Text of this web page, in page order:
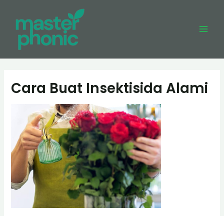
content
Cara Buat Insektisida Alami